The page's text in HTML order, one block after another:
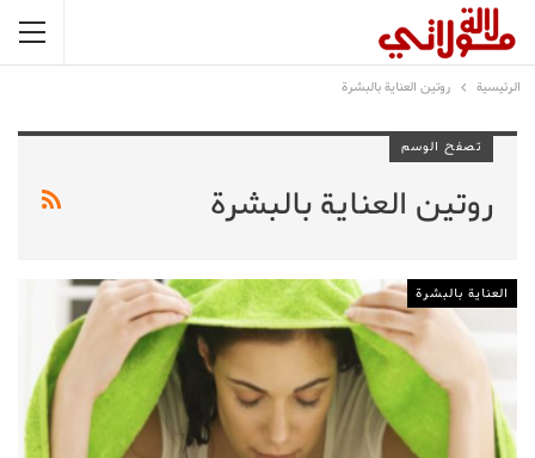
الرئيسية روتين العناية بالبشرة
تصفح الوسم
روتين العناية بالبشرة
العناية بالبشرة